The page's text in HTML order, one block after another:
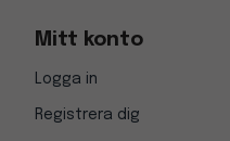
Mitt konto
Logga in
Registrera dig